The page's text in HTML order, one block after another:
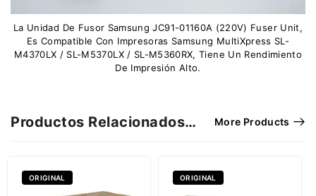
La Unidad De Fusor Samsung JC91-01160A (220V) Fuser Unit,
Es Compatible Con Impresoras Samsung MultiXpress SL-
M4370LX / SL-M5370LX / SL-M5360RX, Tiene Un Rendimiento
De Impresión Alto.
Productos Relacionados… More Products
ORIGINAL ORIGINAL